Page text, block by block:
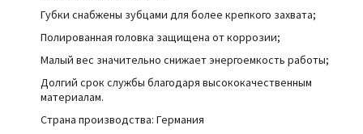
Губки снабжены зубцами для более крепкого захвата;
Полированная головка защищена от коррозии;
Малый вес значительно снижает энергоемкость работы;
Долгий срок службы благодаря высококачественным
материалам.
Страна производства: Германия